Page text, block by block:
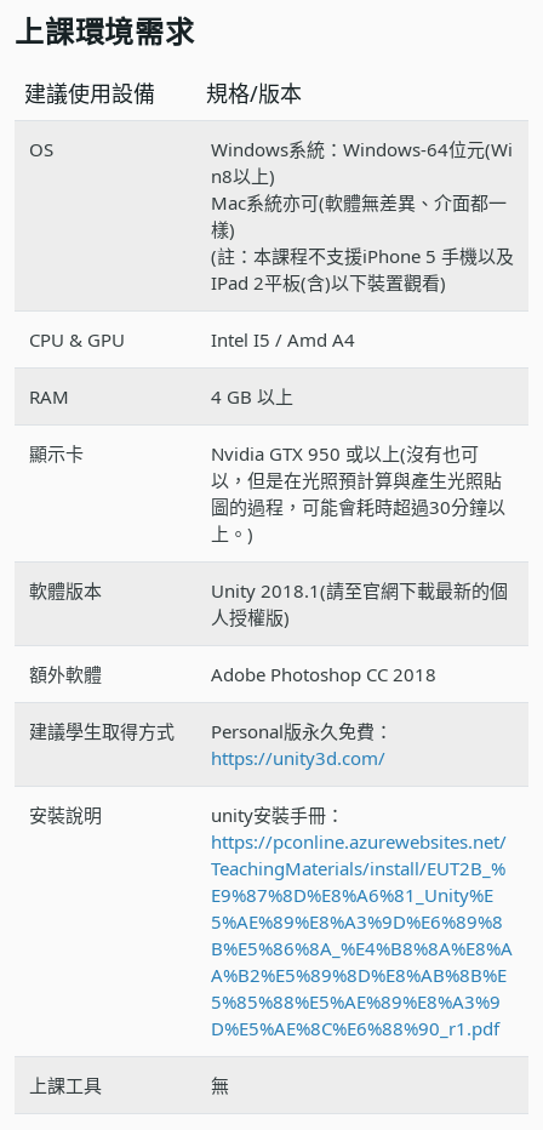
上課環境需求
建議使用設備 規格/版本
OS
Windows系統：Windows-64位元(Wi
n8以上)
Mac系統亦可(軟體無差異、介面都一
樣)
(註：本課程不支援iPhone 5 手機以及
IPad 2平板(含)以下裝置觀看)
CPU & GPU Intel I5 / Amd A4
RAM 4 GB 以上
顯示卡
Nvidia GTX 950 或以上(沒有也可
以，但是在光照預計算與產生光照貼
圖的過程，可能會耗時超過30分鐘以
上。)
軟體版本
Unity 2018.1(請至官網下載最新的個
人授權版)
額外軟體 Adobe Photoshop CC 2018
建議學生取得方式
Personal版永久免費：
https://unity3d.com/
安裝說明
unity安裝手冊：
https://pconline.azurewebsites.net/
TeachingMaterials/install/EUT2B_%
E9%87%8D%E8%A6%81_Unity%E
5%AE%89%E8%A3%9D%E6%89%8
B%E5%86%8A_%E4%B8%8A%E8%A
A%B2%E5%89%8D%E8%AB%8B%E
5%85%88%E5%AE%89%E8%A3%9
D%E5%AE%8C%E6%88%90_r1.pdf
上課工具 無